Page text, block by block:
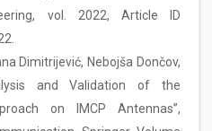
vol. 2022, Article ID
Dimitrijević, Nebojša Dončov,
and Validation of the
on IMCP Antennas”,